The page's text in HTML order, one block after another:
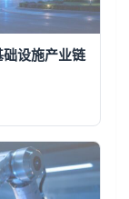
设施产业链